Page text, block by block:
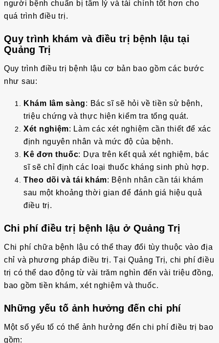
người bệnh chuẩn bị tâm lý và tài chính tốt hơn cho
quá trình điều trị.
Quy trình khám và điều trị bệnh lậu tại
Quảng Trị
Quy trình điều trị bệnh lậu cơ bản bao gồm các bước
như sau:
Khám lâm sàng: Bác sĩ sẽ hỏi về tiền sử bệnh,
triệu chứng và thực hiện kiểm tra tổng quát.
Xét nghiệm: Làm các xét nghiệm cần thiết để xác
định nguyên nhân và mức độ của bệnh.
Kê đơn thuốc: Dựa trên kết quả xét nghiệm, bác
sĩ sẽ chỉ định các loại thuốc kháng sinh phù hợp.
Theo dõi và tái khám: Bệnh nhân cần tái khám
sau một khoảng thời gian để đánh giá hiệu quả
điều trị.
Chi phí điều trị bệnh lậu ở Quảng Trị
Chi phí chữa bệnh lậu có thể thay đổi tùy thuộc vào địa
chỉ và phương pháp điều trị. Tại Quảng Trị, chi phí điều
trị có thể dao động từ vài trăm nghìn đến vài triệu đồng,
bao gồm tiền khám, xét nghiệm và thuốc.
Những yếu tố ảnh hưởng đến chi phí
Một số yếu tố có thể ảnh hưởng đến chi phí điều trị bao
gồm: